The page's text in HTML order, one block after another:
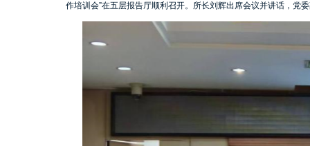
作培训会”在五层报告厅顺利召开。所长刘辉出席会议并讲话，党